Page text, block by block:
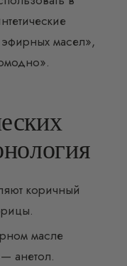
масел»,
коричный
масле
анетол.